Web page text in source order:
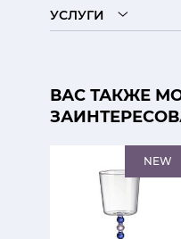
УСЛУГИ
ВАС ТАКЖЕ
NEW